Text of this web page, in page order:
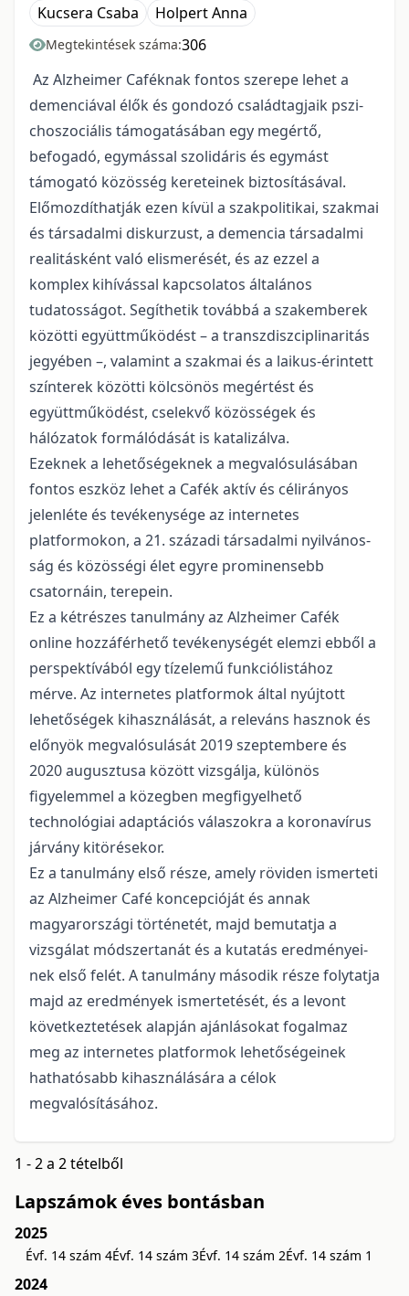
Kucsera Csaba Holpert Anna
Megtekintések száma:306
Az Alzheimer Caféknak fontos szerepe lehet a
demenciával élők és gondozó családtagjaik pszi­
choszociális támogatásában egy megértő,
befogadó, egymással szolidáris és egymást
támogató közösség kereteinek biztosításával.
Előmozdíthatják ezen kívül a szakpolitikai, szakmai
és társadalmi diskurzust, a demencia társadalmi
realitásként való elismerését, és az ezzel a
komplex kihívással kapcsolatos általános
tudatosságot. Segíthetik továbbá a szakemberek
közötti együttműködést – a transzdiszciplinaritás
jegyében –, valamint a szakmai és a lai­kus-érintett
színterek közötti kölcsönös megértést és
együttműködést, cselekvő közösségek és
hálózatok formálódását is katalizálva.
Ezeknek a lehetőségeknek a megvalósulásában
fontos eszköz lehet a Cafék aktív és célirá­nyos
jelenléte és tevékenysége az internetes
platformokon, a 21. századi társadalmi nyilvános­
ság és közösségi élet egyre prominensebb
csatornáin, terepein.
Ez a kétrészes tanulmány az Alzheimer Cafék
online hozzáférhető tevékenységét elemzi eb­ből a
perspektívából egy tízelemű funkciólistához
mérve. Az internetes platformok által nyújtott
lehetőségek kihasználását, a releváns hasznok és
előnyök megvalósulását 2019 szeptembere és
2020 augusztusa között vizsgálja, különös
figyelemmel a közegben megfigyelhető
technológiai adaptációs válaszokra a koronavírus
járvány kitörésekor.
Ez a tanulmány első része, amely röviden ismerteti
az Alzheimer Café koncepcióját és annak
magyarországi történetét, majd bemutatja a
vizsgálat módszertanát és a kutatás eredményei­
nek első felét. A tanulmány második része folytatja
majd az eredmények ismertetését, és a levont
következtetések alapján ajánlásokat fogalmaz
meg az internetes platformok lehetőségeinek
hathatósabb kihasználására a célok
megvalósításához.
1 - 2 a 2 tételből
Lapszámok éves bontásban
2025
Évf. 14 szám 4Évf. 14 szám 3Évf. 14 szám 2Évf. 14 szám 1
2024